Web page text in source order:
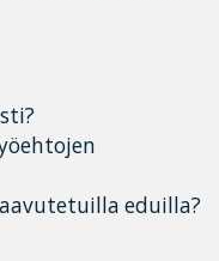
eduilla?